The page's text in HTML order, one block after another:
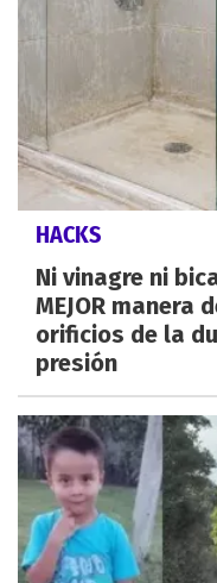
HACKS
Ni vinagre ni
MEJOR manera
orificios de la
presión